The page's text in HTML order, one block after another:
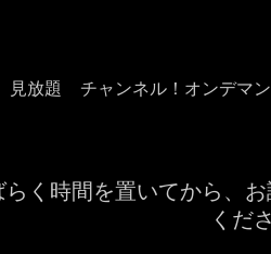
見放題 チャンネル！オンデマ
く時間を置いてから、
くだ